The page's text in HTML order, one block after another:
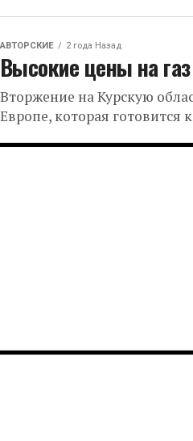
АВТОРСКИЕ 2 года Назад
Высокие цены на
Вторжение на Курскую
Европе, которая готовится